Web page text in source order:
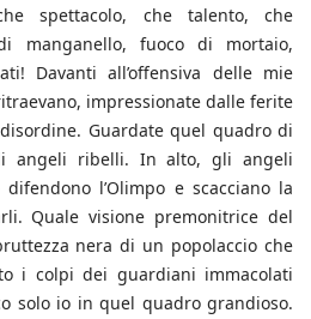
spettacolo, che talento, che
manganello, fuoco di mortaio,
Davanti all’offensiva delle mie
impressionate dalle ferite
Guardate quel quadro di
angeli ribelli. In alto, gli angeli
l’Olimpo e scacciano la
Quale visione premonitrice del
nera di un popolaccio che
i colpi dei guardiani immacolati
solo io in quel quadro grandioso.